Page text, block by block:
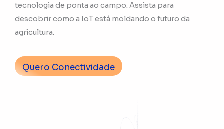
tecnologia de ponta ao campo. Assista para
descobrir como a IoT está moldando o futuro da
agricultura.
Quero Conectividade